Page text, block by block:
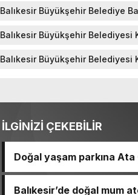
Balıkesir Büyükşehir Belediye
Balıkesir Büyükşehir Belediyesi
Balıkesir Büyükşehir Belediyesi
İLGİNİZİ ÇEKEBİLİR
Doğal yaşam parkına
Balıkesir’de doğal mum